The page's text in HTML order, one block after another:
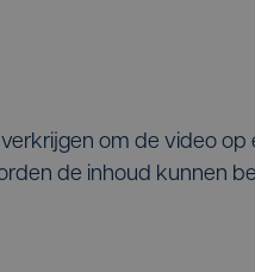
om de video op
de inhoud kunnen